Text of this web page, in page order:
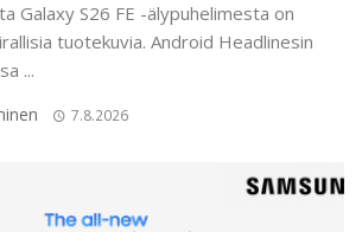
Galaxy S26 FE -älypuhelimesta on
tuotekuvia. Android Headlinesin
...
7.8.2026